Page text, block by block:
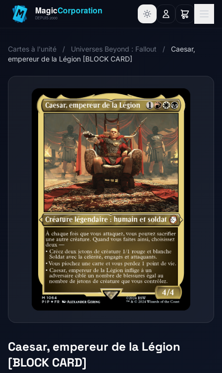
Cartes à l'unité / Universes Beyond : Fallout /
Caesar,
empereur de la Légion [BLOCK CARD]
Caesar, empereur de la Légion
[BLOCK CARD]